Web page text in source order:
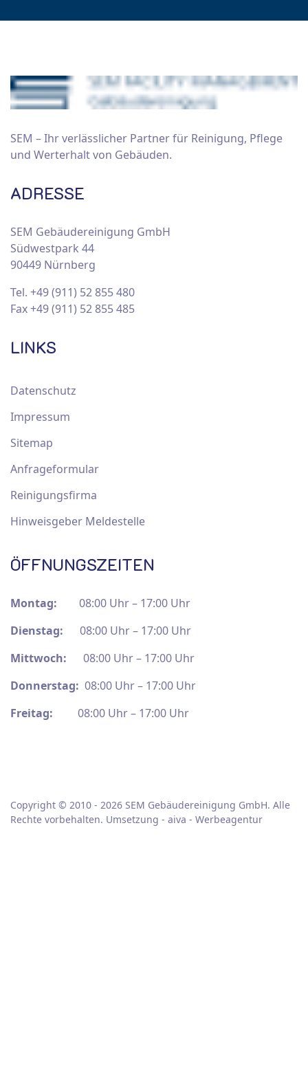
SEM – Ihr verlässlicher Partner für Reinigung, Pflege
und Werterhalt von Gebäuden.
ADRESSE
SEM Gebäudereinigung GmbH
Südwestpark 44
90449 Nürnberg
Tel. +49 (911) 52 855 480
Fax +49 (911) 52 855 485
LINKS
Datenschutz
Impressum
Sitemap
Anfrageformular
Reinigungsfirma
Hinweisgeber Meldestelle
ÖFFNUNGSZEITEN
Montag: 08:00 Uhr – 17:00 Uhr
Dienstag: 08:00 Uhr – 17:00 Uhr
Mittwoch: 08:00 Uhr – 17:00 Uhr
Donnerstag: 08:00 Uhr – 17:00 Uhr
Freitag:
08:00 Uhr – 17:00 Uhr
Copyright © 2010 - 2026 SEM Gebäudereinigung GmbH. Alle
Rechte vorbehalten. Umsetzung - aiva - Werbeagentur